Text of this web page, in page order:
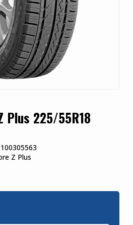
Plus 225/55R18
Z Plus